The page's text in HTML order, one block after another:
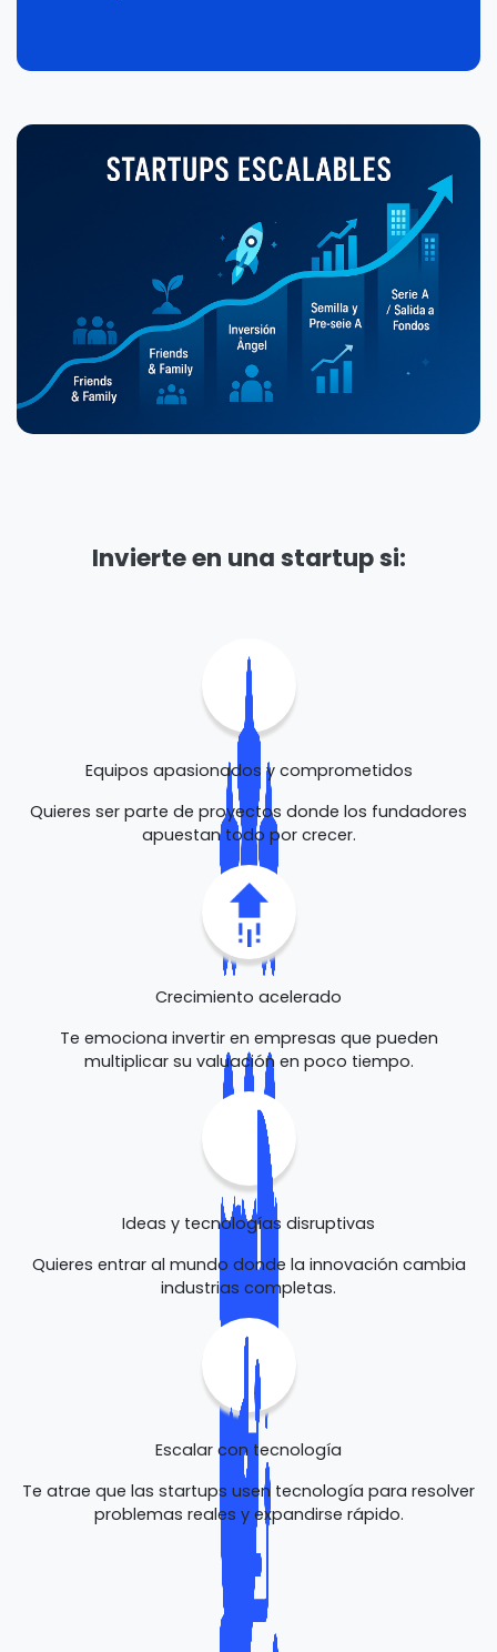
Invierte en una startup si:
Equipos apasionados y comprometidos
Quieres ser parte de proyectos donde los fundadores
apuestan todo por crecer.
Crecimiento acelerado
Te emociona invertir en empresas que pueden
multiplicar su valuación en poco tiempo.
Ideas y tecnologías disruptivas
Quieres entrar al mundo donde la innovación cambia
industrias completas.
Escalar con tecnología
Te atrae que las startups usen tecnología para resolver
problemas reales y expandirse rápido.